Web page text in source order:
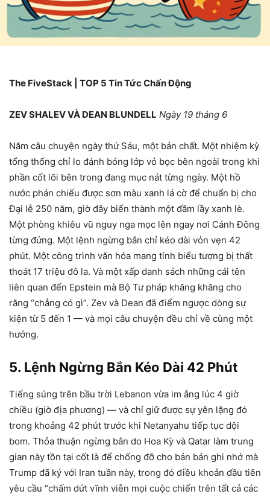
The FiveStack | TOP 5 Tin Tức Chấn Động
ZEV SHALEV VÀ DEAN BLUNDELL Ngày 19 tháng 6
Năm câu chuyện ngày thứ Sáu, một bản chất. Một nhiệm kỳ
tổng thống chỉ lo đánh bóng lớp vỏ bọc bên ngoài trong khi
phần cốt lõi bên trong đang mục nát từng ngày. Một hồ
nước phản chiếu được sơn màu xanh lá cờ để chuẩn bị cho
Đại lễ 250 năm, giờ đây biến thành một đầm lầy xanh lè.
Một phòng khiêu vũ nguy nga mọc lên ngay nơi Cánh Đông
từng đứng. Một lệnh ngừng bắn chỉ kéo dài vỏn vẹn 42
phút. Một công trình văn hóa mang tính biểu tượng bị thất
thoát 17 triệu đô la. Và một xấp danh sách những cái tên
liên quan đến Epstein mà Bộ Tư pháp khăng khăng cho
rằng “chẳng có gì”. Zev và Dean đã điểm ngược dòng sự
kiện từ 5 đến 1 — và mọi câu chuyện đều chỉ về cùng một
hướng.
5. Lệnh Ngừng Bắn Kéo Dài 42 Phút
Tiếng súng trên bầu trời Lebanon vừa im ắng lúc 4 giờ
chiều (giờ địa phương) — và chỉ giữ được sự yên lặng đó
trong khoảng 42 phút trước khi Netanyahu tiếp tục dội
bom. Thỏa thuận ngừng bắn do Hoa Kỳ và Qatar làm trung
gian này tồn tại cốt là để chống đỡ cho bản bản ghi nhớ mà
Trump đã ký với Iran tuần này, trong đó điều khoản đầu tiên
yêu cầu “chấm dứt vĩnh viễn mọi cuộc chiến trên tất cả các